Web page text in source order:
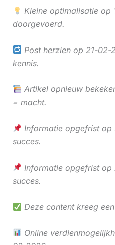
Kleine optimalisatie op
doorgevoerd.
Post herzien op 21-
kennis.
Artikel opnieuw
= macht.
Informatie opgefrist
succes.
Informatie opgefrist
succes.
Deze content kreeg
Online